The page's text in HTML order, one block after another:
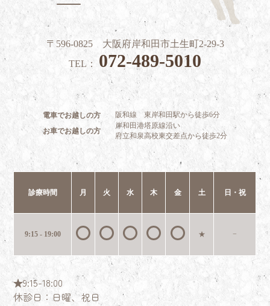
〒596-0825 大阪府岸和田市土生町2-29-3
TEL： 072-489-5010
電車でお越しの方
阪和線 東岸和田駅から徒歩6分
お車でお越しの方
岸和田港塔原線沿い
府立和泉高校東交差点から徒歩2分
診療時間 月 火 水 木 金 土 日・祝
9:15 - 19:00 ★ −
★9:15-18:00
休診日：日曜、祝日